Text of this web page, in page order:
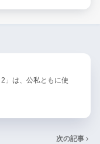
2」は、公私ともに使
次の記事